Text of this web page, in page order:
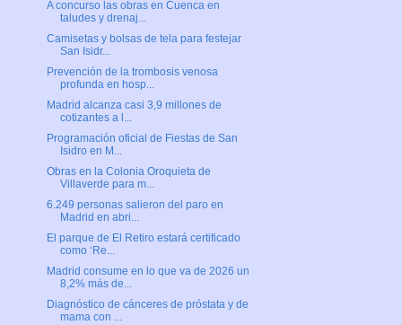
A concurso las obras en Cuenca en
taludes y drenaj...
Camisetas y bolsas de tela para festejar
San Isidr...
Prevención de la trombosis venosa
profunda en hosp...
Madrid alcanza casi 3,9 millones de
cotizantes a l...
Programación oficial de Fiestas de San
Isidro en M...
Obras en la Colonia Oroquieta de
Villaverde para m...
6.249 personas salieron del paro en
Madrid en abri...
El parque de El Retiro estará certificado
como ‘Re...
Madrid consume en lo que va de 2026 un
8,2% más de...
Diagnóstico de cánceres de próstata y de
mama con ...